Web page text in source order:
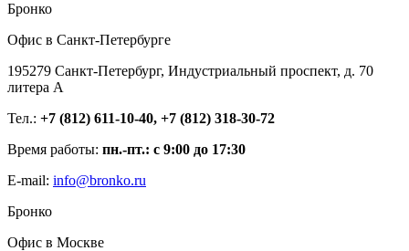
Бронко
Офис в Санкт-Петербурге
195279 Санкт-Петербург, Индустриальный проспект, д. 70
литера А
Тел.: +7 (812) 611-10-40, +7 (812) 318-30-72
Время работы: пн.-пт.: с 9:00 до 17:30
E-mail: info@bronko.ru
Бронко
Офис в Москве